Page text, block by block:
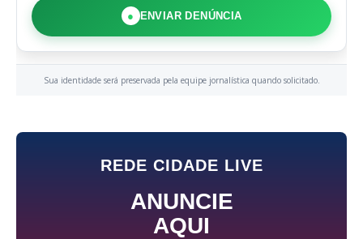
● ENVIAR DENÚNCIA
Sua identidade será preservada pela equipe jornalística quando solicitado.
REDE CIDADE LIVE
ANUNCIE
AQUI